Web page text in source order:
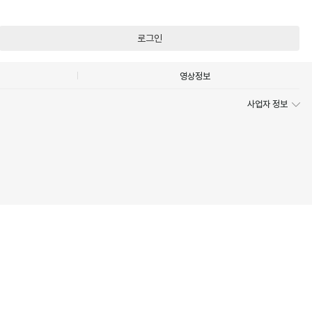
로그인
영상정보
사업자 정보